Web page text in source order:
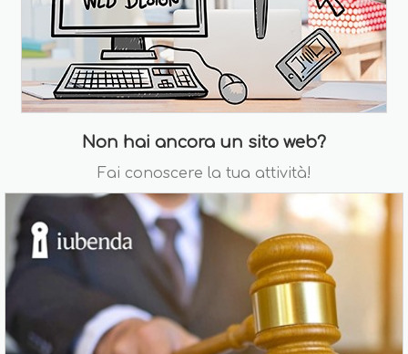
Non hai ancora un sito web?
Fai conoscere la tua attività!